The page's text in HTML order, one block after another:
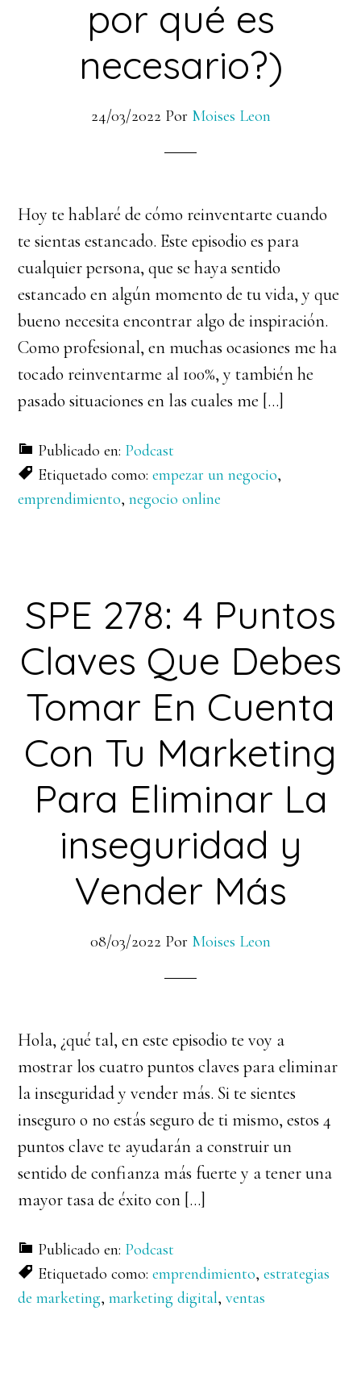
por qué es
necesario?)
24/03/2022 Por Moises Leon
Hoy te hablaré de cómo reinventarte cuando
te sientas estancado. Este episodio es para
cualquier persona, que se haya sentido
estancado en algún momento de tu vida, y que
bueno necesita encontrar algo de inspiración.
Como profesional, en muchas ocasiones me ha
tocado reinventarme al 100%, y también he
pasado situaciones en las cuales me […]
Publicado en: Podcast
Etiquetado como:empezar un negocio,
emprendimiento,negocio online
SPE 278: 4 Puntos
Claves Que Debes
Tomar En Cuenta
Con Tu Marketing
Para Eliminar La
inseguridad y
Vender Más
08/03/2022 Por Moises Leon
Hola, ¿qué tal, en este episodio te voy a
mostrar los cuatro puntos claves para eliminar
la inseguridad y vender más. Si te sientes
inseguro o no estás seguro de ti mismo, estos 4
puntos clave te ayudarán a construir un
sentido de confianza más fuerte y a tener una
mayor tasa de éxito con […]
Publicado en: Podcast
Etiquetado como:emprendimiento,estrategias
de marketing,marketing digital,ventas